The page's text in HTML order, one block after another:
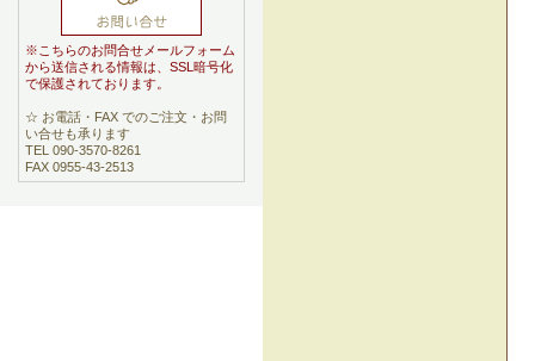
※こちらのお問合せメールフォーム
から送信される情報は、SSL暗号化
で保護されております。
☆ お電話・FAX でのご注文・お問
い合せも承ります
TEL 090-3570-8261
FAX 0955-43-2513